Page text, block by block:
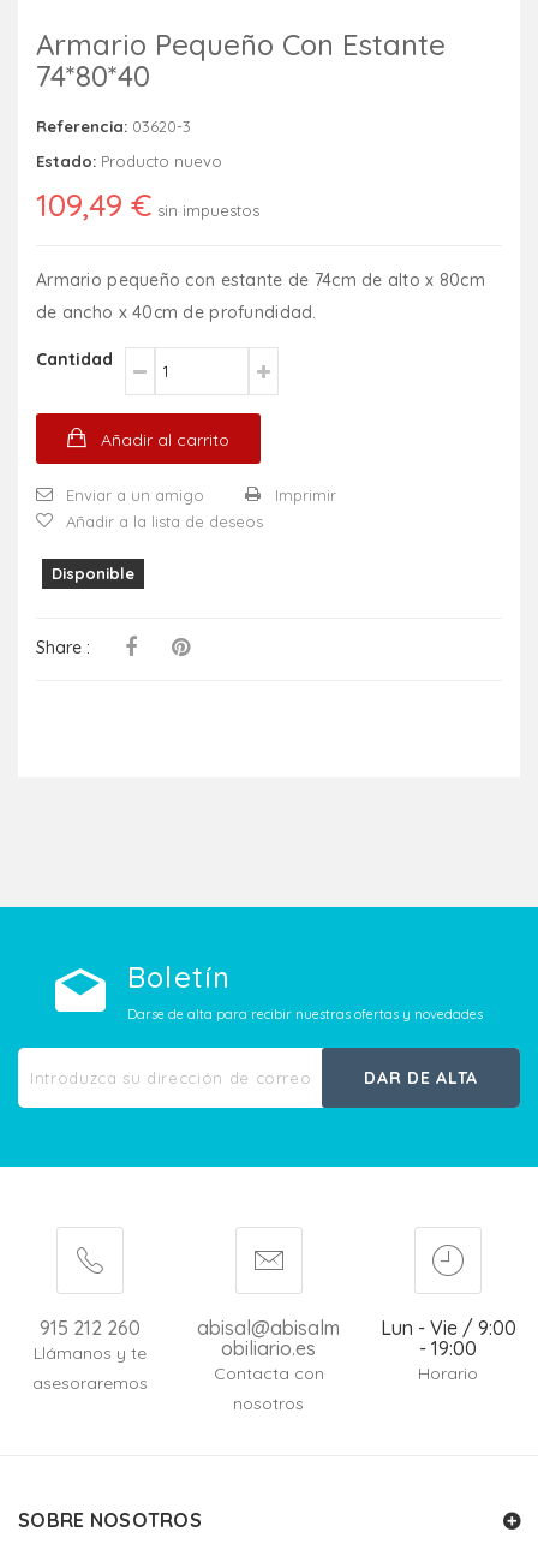
Armario Pequeño Con Estante
74*80*40
Referencia: 03620-3
Estado: Producto nuevo
109,49 € sin impuestos
Armario pequeño con estante de 74cm de alto x 80cm
de ancho x 40cm de profundidad.
Cantidad
Añadir al carrito
Enviar a un amigo
Imprimir
Añadir a la lista de deseos
Disponible
Share :
Boletín
Darse de alta para recibir nuestras ofertas y novedades
DAR DE ALTA
915 212 260
Llámanos y te
asesoraremos
abisal@abisalm
obiliario.es
Contacta con
nosotros
Lun - Vie / 9:00
- 19:00
Horario
SOBRE NOSOTROS